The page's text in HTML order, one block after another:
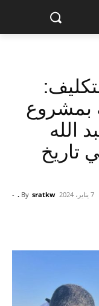
بمشروع
الله
تاريخ
By sratkw .
- 7 يناير، 2024